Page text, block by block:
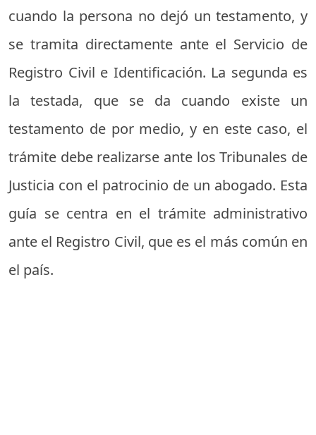
cuando la persona no dejó un testamento, y
se tramita directamente ante el Servicio de
Registro Civil e Identificación. La segunda es
la testada, que se da cuando existe un
testamento de por medio, y en este caso, el
trámite debe realizarse ante los Tribunales de
Justicia con el patrocinio de un abogado. Esta
guía se centra en el trámite administrativo
ante el Registro Civil, que es el más común en
el país.